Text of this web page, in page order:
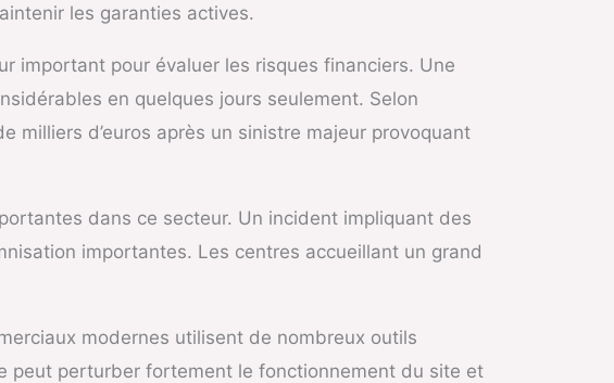
les garanties actives.
important pour évaluer les risques financiers. Une
en quelques jours seulement. Selon
d’euros après un sinistre majeur provoquant
dans ce secteur. Un incident impliquant des
importantes. Les centres accueillant un grand
modernes utilisent de nombreux outils
peut perturber fortement le fonctionnement du site et